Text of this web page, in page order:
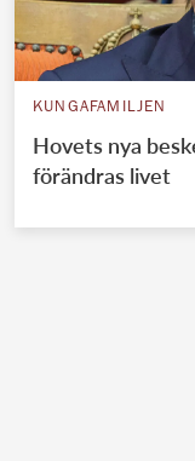
KUNGAFAMILJEN
Hovets nya
förändras livet